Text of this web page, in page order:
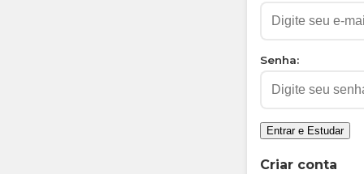
Senha:
Entrar e Estudar
Criar conta